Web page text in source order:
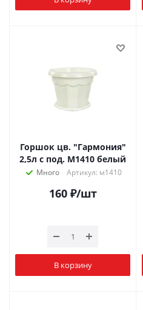
Горшок цв. "Гармония"
2,5л с под. М1410 белый
Много Артикул: м1410
160₽/шт
В корзину